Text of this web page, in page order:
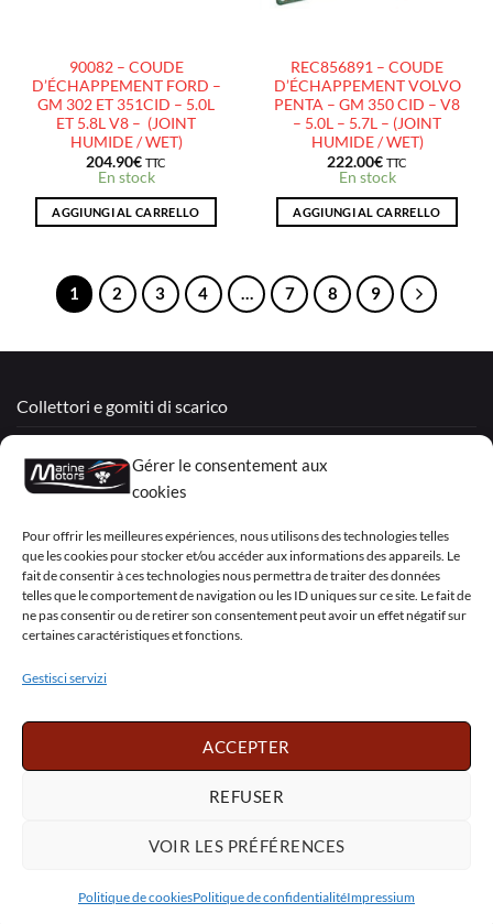
Gérer le consentement aux
cookies
Pour offrir les meilleures expériences, nous utilisons des technologies telles
que les cookies pour stocker et/ou accéder aux informations des appareils. Le
fait de consentir à ces technologies nous permettra de traiter des données
telles que le comportement de navigation ou les ID uniques sur ce site. Le fait de
ne pas consentir ou de retirer son consentement peut avoir un effet négatif sur
certaines caractéristiques et fonctions.
Gestisci servizi
ACCEPTER
REFUSER
VOIR LES PRÉFÉRENCES
Politique de cookiesPolitique de confidentialitéImpressium
90082 – COUDE
D’ÉCHAPPEMENT FORD –
GM 302 ET 351CID – 5.0L
ET 5.8L V8 – (JOINT
HUMIDE / WET)
204.90€ TTC
En stock
AGGIUNGI AL CARRELLO
REC856891 – COUDE
D’ÉCHAPPEMENT VOLVO
PENTA – GM 350 CID – V8
– 5.0L – 5.7L – (JOINT
HUMIDE / WET)
222.00€ TTC
En stock
AGGIUNGI AL CARRELLO
1 2 3 4 … 7 8 9
Collettori e gomiti di scarico
Mercruiser
VOLVO PENTA / OMC
My Account
Italiano Português